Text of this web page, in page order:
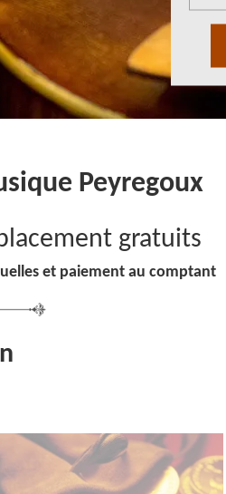
Peyregoux
gratuits
et paiement au comptant